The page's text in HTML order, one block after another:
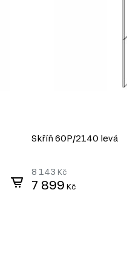
Skříň 60P/2140 levá
8 143 Kč
7 899 Kč